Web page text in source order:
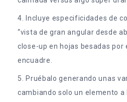
Incluye especificidades de
“vista de gran angular desde
close-up en hojas besadas por
encuadre.
Pruébalo generando unas
cambiando solo un elemento